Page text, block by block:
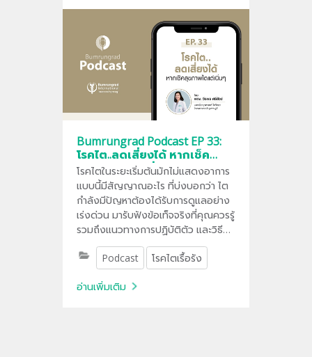
Bumrungrad Podcast EP 33:
โรคไต..ลดเสี่ยงได้ หากเช็ค
สุขภาพไตแต่เนิ่น ๆ
โรคไตในระยะเริ่มต้นมักไม่แสดงอาการ
แบบนี้มีสัญญาณอะไร ที่บ่งบอกว่า ไต
กำลังมีปัญหาต้องได้รับการดูแลอย่าง
เร่งด่วน มารับฟังข้อเท็จจริงที่คุณควรรู้
รวมถึงแนวทางการปฏิบัติตัว และวิธี
การลดความเสี่ยงโรคไต ที่
Bumrungrad Podcast
Podcast โรคไตเรื้อรัง
อ่านเพิ่มเติม